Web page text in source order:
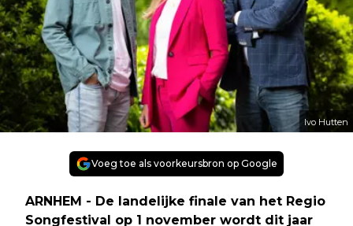
Ivo Hutten
Voeg toe als voorkeursbron op Google
ARNHEM - De landelijke finale van het Regio
Songfestival op 1 november wordt dit jaar